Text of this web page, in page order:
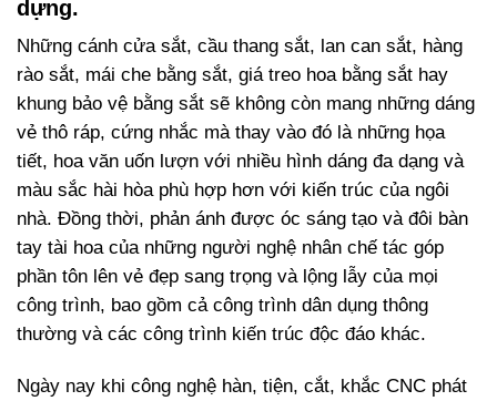
dựng.
Những cánh cửa sắt, cầu thang sắt, lan can sắt, hàng
rào sắt, mái che bằng sắt, giá treo hoa bằng sắt hay
khung bảo vệ bằng sắt sẽ không còn mang những dáng
vẻ thô ráp, cứng nhắc mà thay vào đó là những họa
tiết, hoa văn uốn lượn với nhiều hình dáng đa dạng và
màu sắc hài hòa phù hợp hơn với kiến trúc của ngôi
nhà. Đồng thời, phản ánh được óc sáng tạo và đôi bàn
tay tài hoa của những người nghệ nhân chế tác góp
phần tôn lên vẻ đẹp sang trọng và lộng lẫy của mọi
công trình, bao gồm cả công trình dân dụng thông
thường và các công trình kiến trúc độc đáo khác.
Ngày nay khi công nghệ hàn, tiện, cắt, khắc CNC phát